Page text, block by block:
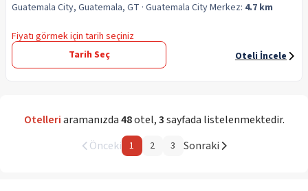
Guatemala City, Guatemala, GT · Guatemala CityMerkez: 4.7 km
Fiyatı görmek için tarih seçiniz
Tarih Seç
Oteli İncele
Otelleriaramanızda48otel,3sayfada listelenmektedir.
Önceki 1 2 3 Sonraki